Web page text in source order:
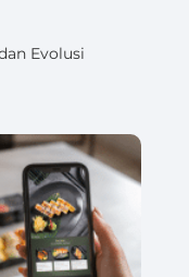
Evolusi